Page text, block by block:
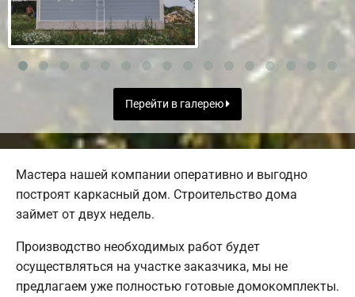
Перейти в галерею
Мастера нашей компании оперативно и выгодно
построят каркасный дом. Строительство дома
займет от двух недель.
Производство необходимых работ будет
осуществляться на участке заказчика, мы не
предлагаем уже полностью готовые домокомплекты.